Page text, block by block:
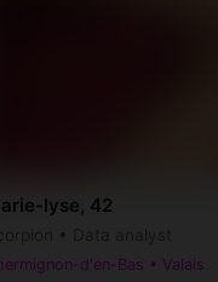
lyse, 42
d'en-Bas • Valais